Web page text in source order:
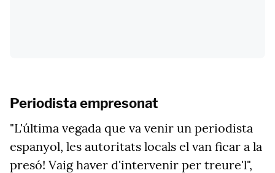
Periodista empresonat
"L'última vegada que va venir un periodista
espanyol, les autoritats locals el van ficar a la
presó! Vaig haver d'intervenir per treure'l",